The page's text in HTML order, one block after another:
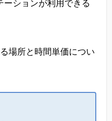
ーションが利用できる
場所と時間単価につい